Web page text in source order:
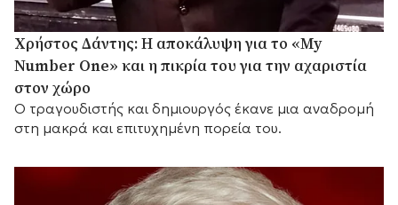
Χρήστος Δάντης: Η αποκάλυψη για το «My
Number One» και η πικρία του για την αχαριστία
στον χώρο
Ο τραγουδιστής και δημιουργός έκανε μια αναδρομή
στη μακρά και επιτυχημένη πορεία του.